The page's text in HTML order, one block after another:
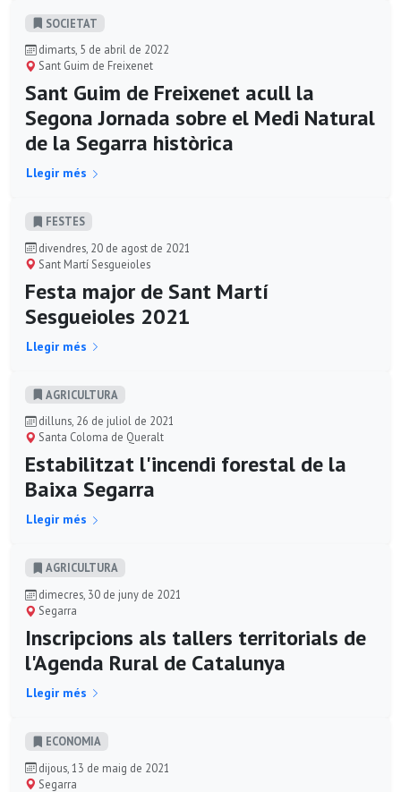
SOCIETAT
dimarts, 5 de abril de 2022
Sant Guim de Freixenet
Sant Guim de Freixenet acull la
Segona Jornada sobre el Medi Natural
de la Segarra històrica
Llegir més
FESTES
divendres, 20 de agost de 2021
Sant Martí Sesgueioles
Festa major de Sant Martí
Sesgueioles 2021
Llegir més
AGRICULTURA
dilluns, 26 de juliol de 2021
Santa Coloma de Queralt
Estabilitzat l'incendi forestal de la
Baixa Segarra
Llegir més
AGRICULTURA
dimecres, 30 de juny de 2021
Segarra
Inscripcions als tallers territorials de
l'Agenda Rural de Catalunya
Llegir més
ECONOMIA
dijous, 13 de maig de 2021
Segarra